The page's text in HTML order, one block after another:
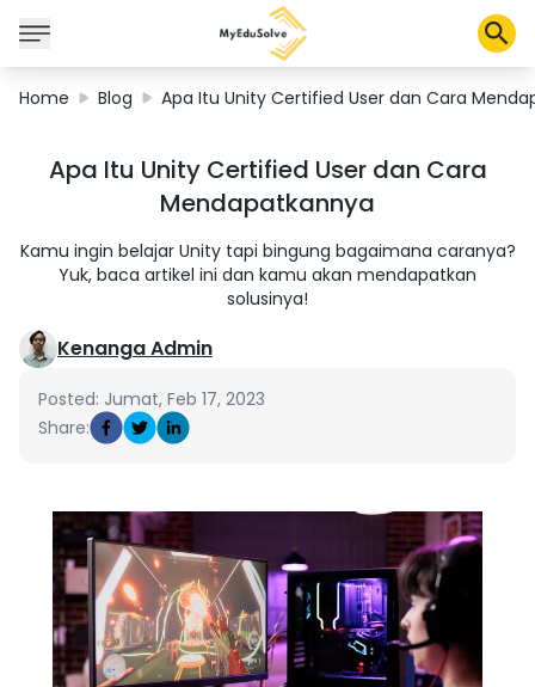
Corporate Solutions
About Us
Shop
My Cart
Home Blog Apa Itu Unity Certified User dan Cara
Apa Itu Unity Certified User dan Cara
Mendapatkannya
Kamu ingin belajar Unity tapi bingung bagaimana caranya?
Yuk, baca artikel ini dan kamu akan mendapatkan
solusinya!
Kenanga Admin
Posted: Jumat, Feb 17, 2023
Share: